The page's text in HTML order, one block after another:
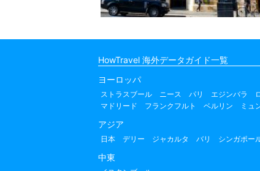
HowTravel 海外データガイド一覧
ヨーロッパ
ストラスブール ニース パリ エジンバラ
マドリード
フランクフルト ベルリン ミュ
アジア
日本 デリー ジャカルタ バリ シンガポー
中東